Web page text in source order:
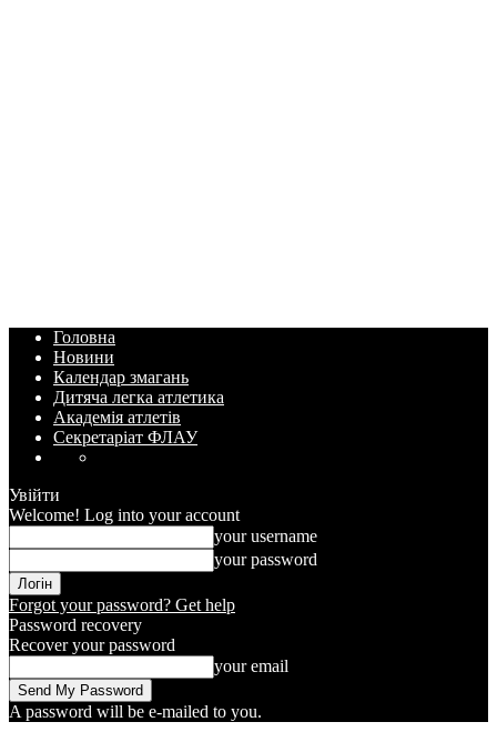
Головна
Новини
Календар змагань
Дитяча легка атлетика
Академія атлетів
Секретаріат ФЛАУ
Увійти
Welcome! Log into your account
your username
your password
Forgot your password? Get help
Password recovery
Recover your password
your email
A password will be e-mailed to you.